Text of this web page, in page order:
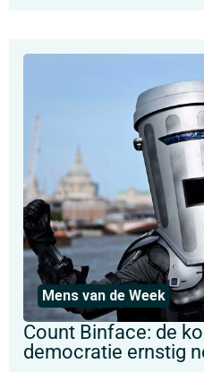
Mens van de Week
Count Binface: de
democratie ernstig